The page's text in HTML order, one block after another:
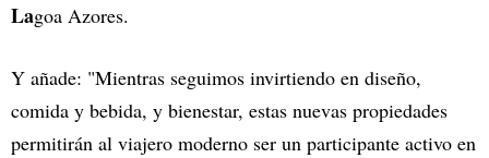
Lagoa Azores.
Y añade: "Mientras seguimos invirtiendo en diseño,
comida y bebida, y bienestar, estas nuevas propiedades
permitirán al viajero moderno ser un participante activo en